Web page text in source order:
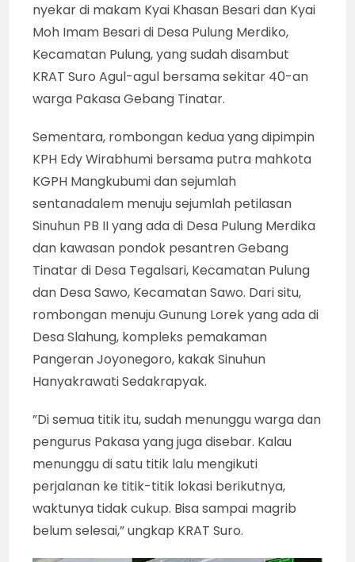
nyekar di makam Kyai Khasan Besari dan Kyai
Moh Imam Besari di Desa Pulung Merdiko,
Kecamatan Pulung, yang sudah disambut
KRAT Suro Agul-agul bersama sekitar 40-an
warga Pakasa Gebang Tinatar.
Sementara, rombongan kedua yang dipimpin
KPH Edy Wirabhumi bersama putra mahkota
KGPH Mangkubumi dan sejumlah
sentanadalem menuju sejumlah petilasan
Sinuhun PB II yang ada di Desa Pulung Merdika
dan kawasan pondok pesantren Gebang
Tinatar di Desa Tegalsari, Kecamatan Pulung
dan Desa Sawo, Kecamatan Sawo. Dari situ,
rombongan menuju Gunung Lorek yang ada di
Desa Slahung, kompleks pemakaman
Pangeran Joyonegoro, kakak Sinuhun
Hanyakrawati Sedakrapyak.
”Di semua titik itu, sudah menunggu warga dan
pengurus Pakasa yang juga disebar. Kalau
menunggu di satu titik lalu mengikuti
perjalanan ke titik-titik lokasi berikutnya,
waktunya tidak cukup. Bisa sampai magrib
belum selesai,” ungkap KRAT Suro.